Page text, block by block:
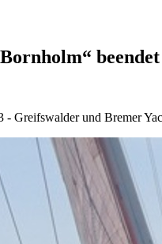
beendet
Greifswalder und Bremer